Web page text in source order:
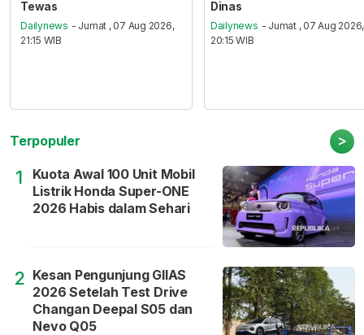
Tewas
Dailynews - Jumat , 07 Aug 2026,
21:15 WIB
Dinas
Dailynews - Jumat , 07 Aug 2026,
20:15 WIB
Terpopuler >
1
Kuota Awal 100 Unit Mobil
Listrik Honda Super-ONE
2026 Habis dalam Sehari
2 Kesan Pengunjung GIIAS
2026 Setelah Test Drive
Changan Deepal S05 dan
Nevo Q05